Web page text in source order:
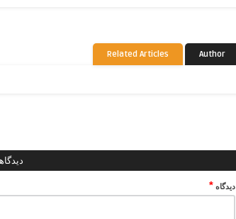
Related Articles Author
دیدگاه*